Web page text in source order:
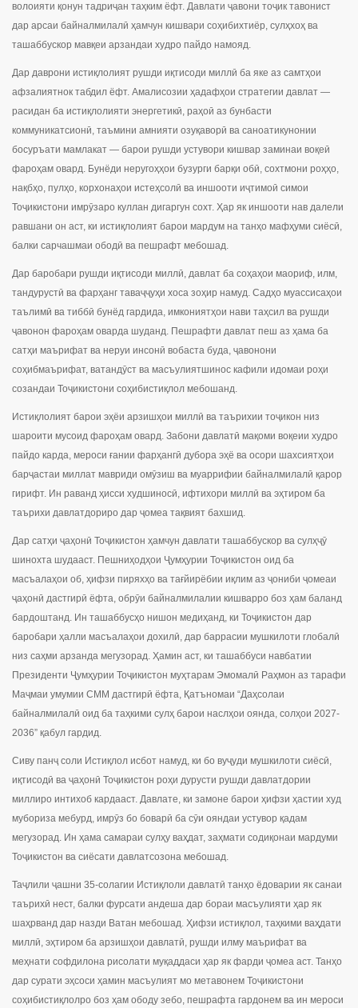
волоияти қонун тадриҷан таҳким ёфт. Давлати ҷавони тоҷик тавонист
дар арсаи байналмилалӣ ҳамчун кишвари соҳибихтиёр, сулҳхоҳ ва
ташаббускор мавқеи арзандаи худро пайдо намояд.
Дар даврони истиқлолият рушди иқтисоди миллӣ ба яке аз самтҳои
афзалиятнок табдил ёфт. Амалисозии ҳадафҳои стратегии давлат —
расидан ба истиқлолияти энергетикӣ, раҳоӣ аз бунбасти
коммуникатсионӣ, таъмини амнияти озуқаворӣ ва саноатикунонии
босуръати мамлакат — барои рушди устувори кишвар заминаи воқеӣ
фароҳам овард. Бунёди неругоҳҳои бузурги барқи обӣ, сохтмони роҳҳо,
нақбҳо, пулҳо, корхонаҳои истеҳсолӣ ва иншооти иҷтимоӣ симои
Тоҷикистони имрӯзаро куллан дигаргун сохт. Ҳар як иншооти нав далели
равшани он аст, ки истиқлолият барои мардум на танҳо мафҳуми сиёсӣ,
балки сарчашмаи ободӣ ва пешрафт мебошад.
Дар баробари рушди иқтисоди миллӣ, давлат ба соҳаҳои маориф, илм,
тандурустӣ ва фарҳанг таваҷҷуҳи хоса зоҳир намуд. Садҳо муассисаҳои
таълимӣ ва тиббӣ бунёд гардида, имкониятҳои нави таҳсил ва рушди
ҷавонон фароҳам оварда шуданд. Пешрафти давлат пеш аз ҳама ба
сатҳи маърифат ва неруи инсонӣ вобаста буда, ҷавонони
соҳибмаърифат, ватандӯст ва масъулиятшинос кафили идомаи роҳи
созандаи Тоҷикистони соҳибистиқлол мебошанд.
Истиқлолият барои эҳёи арзишҳои миллӣ ва таърихии тоҷикон низ
шароити мусоид фароҳам овард. Забони давлатӣ мақоми воқеии худро
пайдо карда, мероси ғании фарҳангӣ дубора эҳё ва осори шахсиятҳои
барҷастаи миллат мавриди омӯзиш ва муаррифии байналмилалӣ қарор
гирифт. Ин раванд ҳисси худшиносӣ, ифтихори миллӣ ва эҳтиром ба
таърихи давлатдориро дар ҷомеа тақвият бахшид.
Дар сатҳи ҷаҳонӣ Тоҷикистон ҳамчун давлати ташаббускор ва сулҳҷӯ
шинохта шудааст. Пешниҳодҳои Ҷумҳурии Тоҷикистон оид ба
масъалаҳои об, ҳифзи пиряхҳо ва тағйирёбии иқлим аз ҷониби ҷомеаи
ҷаҳонӣ дастгирӣ ёфта, обрӯи байналмилалии кишварро боз ҳам баланд
бардоштанд. Ин ташаббусҳо нишон медиҳанд, ки Тоҷикистон дар
баробари ҳалли масъалаҳои дохилӣ, дар баррасии мушкилоти глобалӣ
низ саҳми арзанда мегузорад. Ҳамин аст, ки ташаббуси навбатии
Президенти Ҷумҳурии Тоҷикистон муҳтарам Эмомалӣ Раҳмон аз тарафи
Маҷмаи умумии СММ дастгирӣ ёфта, Қатъномаи “Даҳсолаи
байналмилалӣ оид ба таҳкими сулҳ барои наслҳои оянда, солҳои 2027-
2036” қабул гардид.
Сиву панҷ соли Истиқлол исбот намуд, ки бо вуҷуди мушкилоти сиёсӣ,
иқтисодӣ ва ҷаҳонӣ Тоҷикистон роҳи дурусти рушди давлатдории
миллиро интихоб кардааст. Давлате, ки замоне барои ҳифзи ҳастии худ
мубориза мебурд, имрӯз бо боварӣ ба сӯи ояндаи устувор қадам
мегузорад. Ин ҳама самараи сулҳу ваҳдат, заҳмати содиқонаи мардуми
Тоҷикистон ва сиёсати давлатсозона мебошад.
Таҷлили ҷашни 35-солагии Истиқлоли давлатӣ танҳо ёдоварии як санаи
таърихӣ нест, балки фурсати андеша дар бораи масъулияти ҳар як
шаҳрванд дар назди Ватан мебошад. Ҳифзи истиқлол, таҳкими ваҳдати
миллӣ, эҳтиром ба арзишҳои давлатӣ, рушди илму маърифат ва
меҳнати софдилона рисолати муқаддаси ҳар як фарди ҷомеа аст. Танҳо
дар сурати эҳсоси ҳамин масъулият мо метавонем Тоҷикистони
соҳибистиқлолро боз ҳам ободу зебо, пешрафта гардонем ва ин мероси